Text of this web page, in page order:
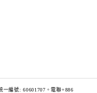
編號: 60601707。電聯+886